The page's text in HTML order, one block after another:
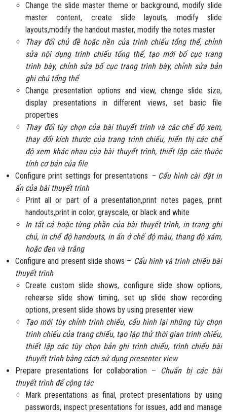
Change the slide master theme or background, modify slide
master content, create slide layouts, modify slide
layouts,modify the handout master, modify the notes master
Thay đổi chủ đề hoặc nền của trình chiếu tổng thể, chỉnh
sửa nội dụng trình chiếu tổng thể, tạo mới bố cục trang
trình bày, chỉnh sửa bố cục trang trình bày, chỉnh sửa bản
ghi chú tổng thể
Change presentation options and view, change slide size,
display presentations in different views, set basic file
properties
Thay đổi tùy chọn của bài thuyết trình và các chế độ xem,
thay đổi kích thước của trang trình chiếu, hiển thị các chế
độ xem khác nhau của bài thuyết trình, thiết lập các thuộc
tính cơ bản của file
Configure print settings for presentations – Cấu hình cài đặt in
ấn của bài thuyết trình
Print all or part of a presentation,print notes pages, print
handouts,print in color, grayscale, or black and white
In tất cả hoặc từng phần của bài thuyết trình, in trang ghi
chú, in chế độ handouts, in ấn ở chế độ màu, thang độ xám,
hoặc đen và trắng
Configure and present slide shows – Cấu hình và trình chiếu bài
thuyết trình
Create custom slide shows, configure slide show options,
rehearse slide show timing, set up slide show recording
options, present slide shows by using presenter view
Tạo mới tùy chỉnh trình chiếu, cấu hình lại những tùy chọn
trình chiếu của trang chiếu, tạo lập thử thời gian trình chiếu,
thiết lập các tùy chọn bản ghi trình chiếu, trình chiếu bài
thuyết trình bằng cách sử dụng presenter view
Prepare presentations for collaboration –
Chuẩn bị các bài
thuyết trình để cộng tác
Mark presentations as final, protect presentations by using
passwords, inspect presentations for issues, add and manage